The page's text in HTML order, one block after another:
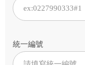
統一編號